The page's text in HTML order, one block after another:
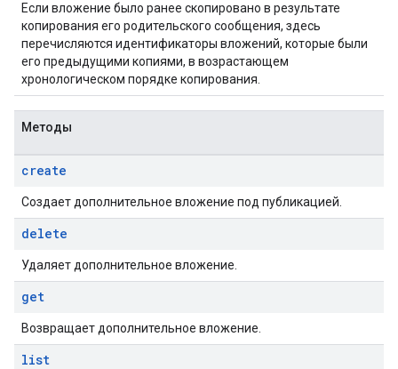
Если вложение было ранее скопировано в результате
копирования его родительского сообщения, здесь
перечисляются идентификаторы вложений, которые были
его предыдущими копиями, в возрастающем
хронологическом порядке копирования.
Методы
create
Создает дополнительное вложение под публикацией.
delete
Удаляет дополнительное вложение.
get
Возвращает дополнительное вложение.
list